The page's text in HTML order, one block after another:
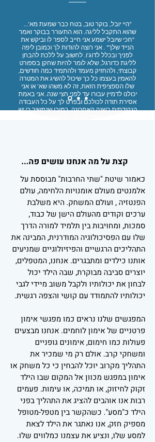
"היי יובל, בוקר טוב, בטח כבר שמעת מא'...
שהוא התקבל לליגה. הוא התעורר בבוקר ואמר
"חכי שיובל ישמע אני חייב לספר לו וביקש את
הנייד שלך" . אני רוצה להודות לך וכמובן ליפה
לפניך ובכלל לדוג'ו. לחשוב על ללכת להבחן
לליגת כדורגל, שלא לומר להיות שחקן בספורט
קבוצתי, ולהחזיק מעמד ולהתמיד כמה חודשים,
להאמין בעצמו כל כך שיכול להשיג את המטרה
שלו הספציפית הזאת, זה לא משהו שא' או אני
יכולנו לדמיין עבורו עד לפני חצי שנה. אני באמת
אסירת תודה לכולכם ובפרט לך על כל העבודה
הנקודתית בשנה האחרונה. כמובן שנמשיך כי יש
קצת על מה אנחנו עושים פה...
כאמור שיטת "שתי החרבות" מבוססת על
אלמנטים מעולם אומנויות הלחימה, עולם
הפנטזיה , ועולם המשחק. היא משלבת
ערכים וקודים מהעולם הישן של כבוד,
סמכות, ומחויבות בין תלמיד למורה הדרך
שלו עם הפסיכולוגיה המודרנית, המבינה את
התהליכים הרגשיים והפיזיולוגיים שמניעים
אותנו כילדים ומתבגרים. אנחנו, המטפלים,
יוצרים סביבה מבוקרת, שבה הילד יכול
לבחון את יכולותיו ולקבל משוב מיידי לגבי
יכולותיו להתמודד עם קושי והצפה רגשית.
המפגשים שלנו נראים כמו מפגשי אימון
פרטניים של אימון לוחמים. אנחנו מבצעים
פעולות כמו חימום, אימונים גופניים
ומשחקי קרב. אולם רק מי שמכיר את
התהליך מקרוב יוכל להבחין כי כל משחק או
אימון במפגש מכוון אל המקום שבו הילד
זקוק לחיזוק, או תמיכה, או עימות. פעמים
רבות אנו אוהבים להציג את התהליך בפני
הילד כ"מסע". כשהקשר בין מטפל-מטופל
מספיק חזק, אנו נאתגר את הילד לצאת
למסע שלו, ונציע את עצמנו כמלווים שלו.